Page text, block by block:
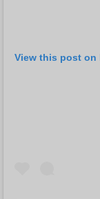
View this post on